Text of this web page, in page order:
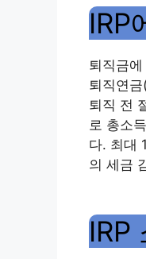
IRP
퇴직금
퇴직연
퇴직 전
로 총소
다. 최대
의 세금
IRP